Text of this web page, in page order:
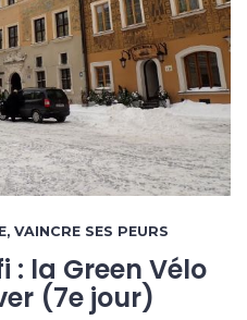
, VAINCRE SES PEURS
: la Green Vélo
(7e jour)